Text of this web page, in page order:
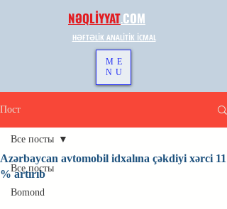
NƏQLİYYAT.COM
HƏFTƏLİK ANALİTİK İCMAL
ME
NU
Пост
Все посты
Bomond
Все посты
Azərbaycan avtomobil idxalına çəkdiyi xərci 11
% artırıb